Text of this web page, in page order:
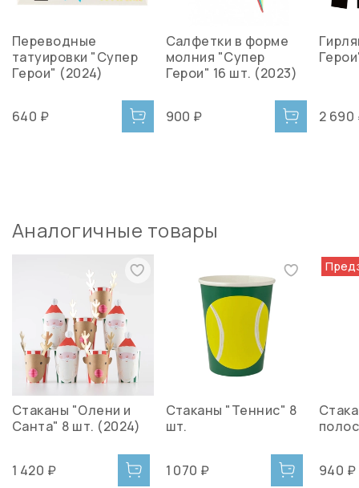
Переводные
татуировки "Супер
Герои" (2024)
640 ₽
Салфетки в форме
молния "Супер
Герои" 16 шт. (2023)
900 ₽ 2 690
Аналогичные товары
Стаканы "Олени и
Санта" 8 шт. (2024)
1 420 ₽
Стаканы "Теннис" 8
шт.
1 070 ₽ 940 ₽